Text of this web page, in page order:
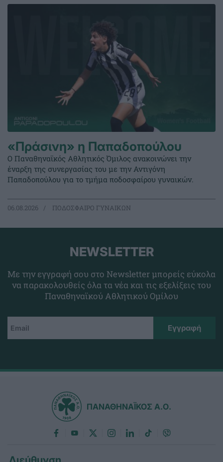
«Πράσινη» η Παπαδοπούλου
Ο Παναθηναϊκός Αθλητικός Όμιλος ανακοινώνει την
έναρξη της συνεργασίας του με την Αντιγόνη
Παπαδοπούλου για το τμήμα ποδοσφαίρου γυναικών.
06.08.2026 ΠΟΔΟΣΦΑΙΡΟ ΓΥΝΑΙΚΩΝ
NEWSLETTER
Με την εγγραφή σου στο Newsletter μπορείς εύκολα
να παρακολουθείς όλα τα νέα και τις εξελίξεις του
Παναθηναϊκού Αθλητικού Ομίλου
ΠΑΝΑΘΗΝΑΪΚΟΣ Α.Ο.